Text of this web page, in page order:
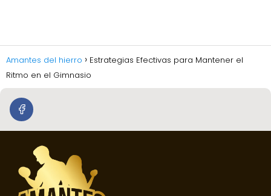
Amantes del hierro
Estrategias Efectivas para Mantener el
Ritmo en el Gimnasio